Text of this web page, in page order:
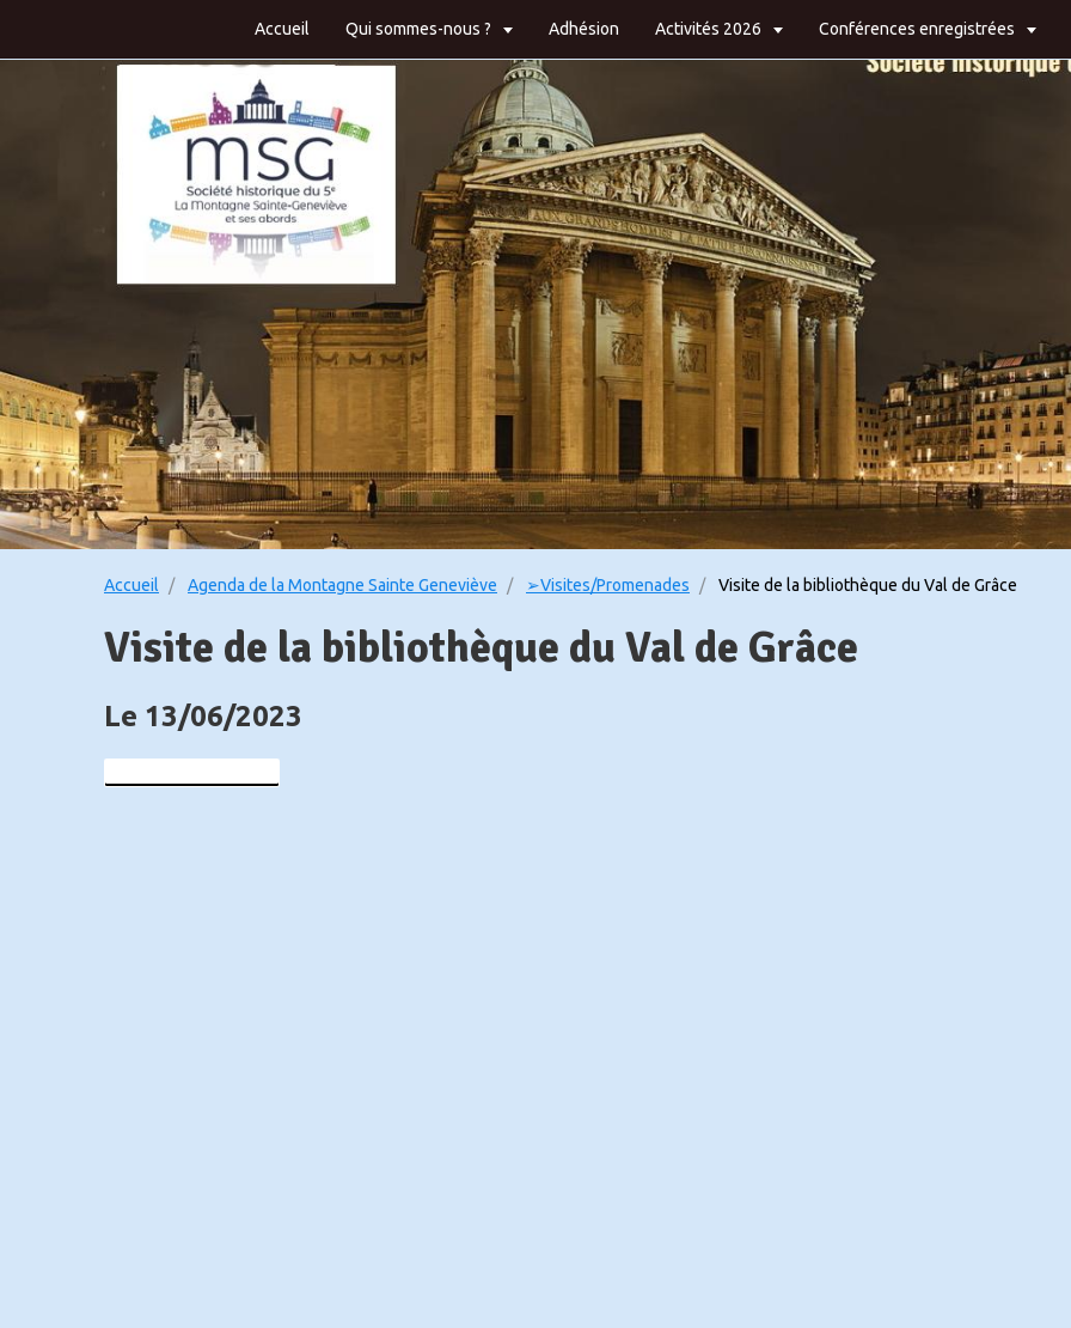
Accueil Qui sommes-nous ? Adhésion Activités 2026 Conférences enregistrées
Accueil Agenda de la Montagne Sainte Geneviève ➢Visites/Promenades Visite de la bibliothèque du Val de Grâce
Visite de la bibliothèque du Val de Grâce
Le 13/06/2023